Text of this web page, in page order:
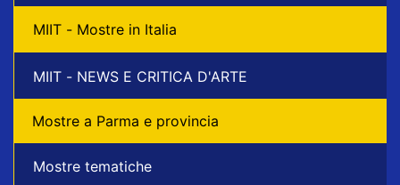
MIIT - Mostre in Italia
MIIT - NEWS E CRITICA D'ARTE
Mostre a Parma e provincia
Mostre tematiche